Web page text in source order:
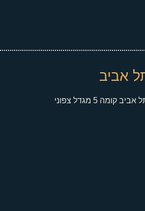
אביב